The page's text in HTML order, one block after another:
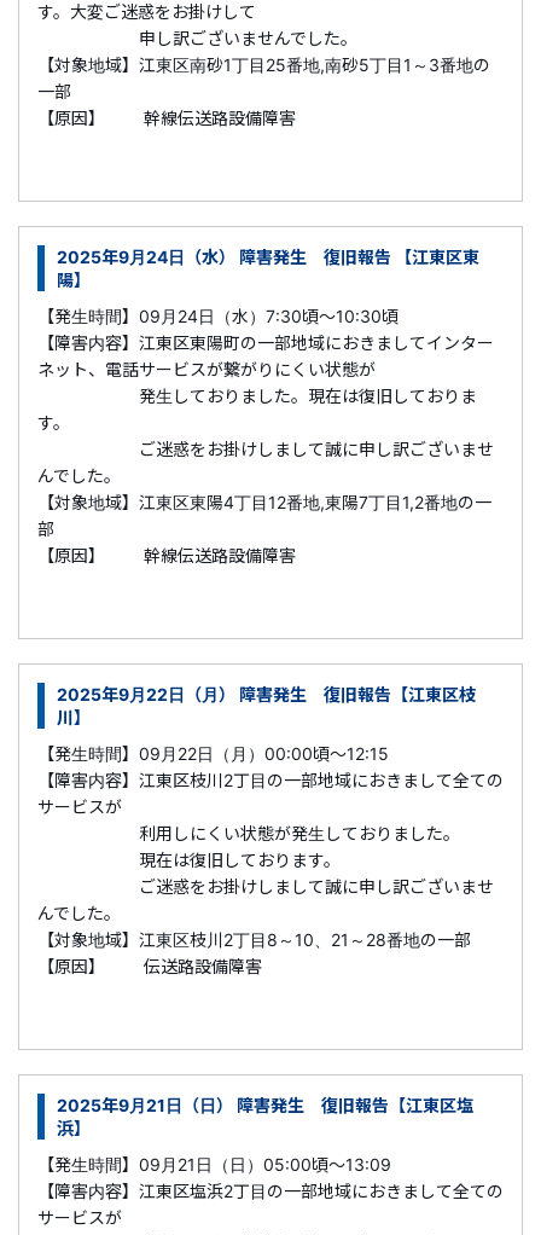
す。大変ご迷惑をお掛けして
申し訳ございませんでした。
【対象地域】江東区南砂1丁目25番地,南砂5丁目1～3番地の
一部
【原因】 幹線伝送路設備障害
2025年9月24日（水） 障害発生 復旧報告 【江東区東
陽】
【発生時間】09月24日（水）7:30頃～10:30頃
【障害内容】江東区東陽町の一部地域におきましてインター
ネット、電話サービスが繋がりにくい状態が
発生しておりました。現在は復旧しておりま
す。
ご迷惑をお掛けしまして誠に申し訳ございませ
んでした。
【対象地域】江東区東陽4丁目12番地,東陽7丁目1,2番地の一
部
【原因】 幹線伝送路設備障害
2025年9月22日（月） 障害発生 復旧報告【江東区枝
川】
【発生時間】09月22日（月）00:00頃～12:15
【障害内容】江東区枝川2丁目の一部地域におきまして全ての
サービスが
利用しにくい状態が発生しておりました。
現在は復旧しております。
ご迷惑をお掛けしまして誠に申し訳ございませ
んでした。
【対象地域】江東区枝川2丁目8～10、21～28番地の一部
【原因】 伝送路設備障害
2025年9月21日（日） 障害発生 復旧報告【江東区塩
浜】
【発生時間】09月21日（日）05:00頃～13:09
【障害内容】江東区塩浜2丁目の一部地域におきまして全ての
サービスが